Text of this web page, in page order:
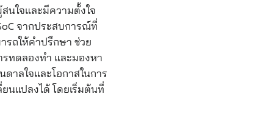
นใจและมีความตั้งใจ
จากประสบการณ์ที่
รถให้คำปรึกษา ช่วย
ทดลองทำ และมองหา
าลใจและโอกาสในการ
นแปลงได้ โดยเริ่มต้นที่